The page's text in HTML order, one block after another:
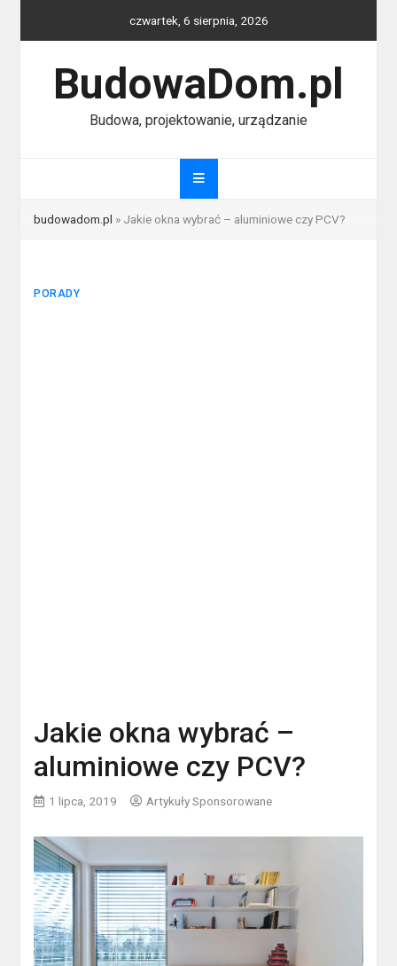
czwartek, 6 sierpnia, 2026
BudowaDom.pl
Budowa, projektowanie, urządzanie
budowadom.pl » Jakie okna wybrać – aluminiowe czy PCV?
PORADY
Jakie okna wybrać –
aluminiowe czy PCV?
1 lipca, 2019 Artykuły Sponsorowane